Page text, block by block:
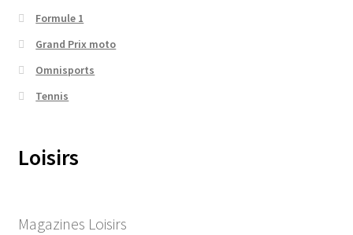
Formule 1
Grand Prix moto
Omnisports
Tennis
Loisirs
Magazines Loisirs